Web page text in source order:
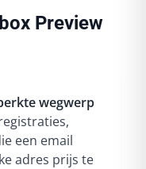
Preview
wegwerp
een email
adres prijs te